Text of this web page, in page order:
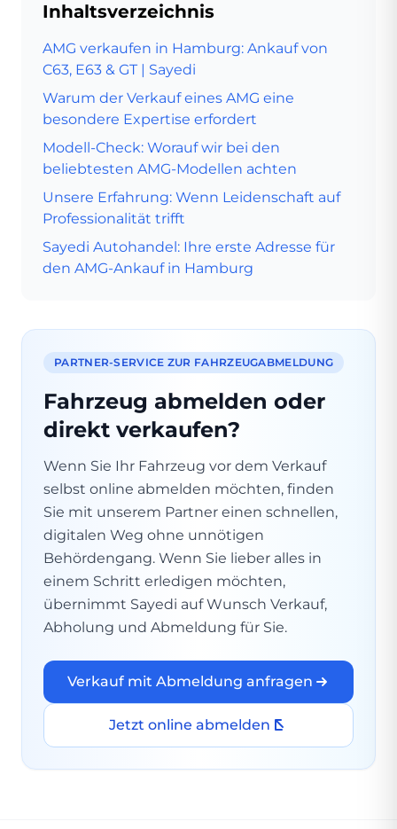
Inhaltsverzeichnis
AMG verkaufen in Hamburg: Ankauf von
C63, E63 & GT | Sayedi
Warum der Verkauf eines AMG eine
besondere Expertise erfordert
Modell-Check: Worauf wir bei den
beliebtesten AMG-Modellen achten
Unsere Erfahrung: Wenn Leidenschaft auf
Professionalität trifft
Sayedi Autohandel: Ihre erste Adresse für
den AMG-Ankauf in Hamburg
PARTNER-SERVICE ZUR FAHRZEUGABMELDUNG
Fahrzeug abmelden oder
direkt verkaufen?
Wenn Sie Ihr Fahrzeug vor dem Verkauf
selbst online abmelden möchten, finden
Sie mit unserem Partner einen schnellen,
digitalen Weg ohne unnötigen
Behördengang. Wenn Sie lieber alles in
einem Schritt erledigen möchten,
übernimmt Sayedi auf Wunsch Verkauf,
Abholung und Abmeldung für Sie.
Verkauf mit Abmeldung anfragen
Jetzt online abmelden